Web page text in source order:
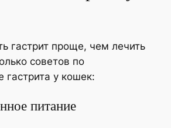
гастрит проще, чем лечить
советов по
гастрита у кошек:
питание